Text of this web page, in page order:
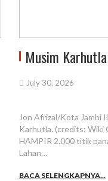
Musim
July 30, 2026
Jon Afrizal/Kota Jambi
Karhutla. (credits: Wiki
HAMPIR 2.000 titik
Lahan…
BACA SELENGKAPNYA...